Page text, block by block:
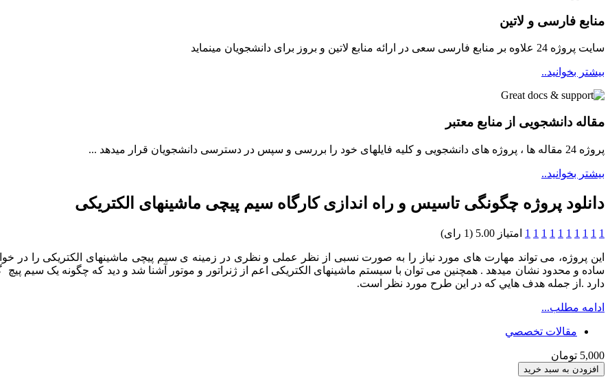
منابع فارسی و لاتین
سایت پروژه 24 علاوه بر منابع فارسی سعی در ارائه منابع لاتین و بروز برای دانشجویان مینماید
بیشتر بخوانید..
مقاله دانشجویی از منابع معتبر
پروژه 24 مقاله ها ، پروژه های دانشجویی و کلیه فایلهای خود را بررسی و سپس در دسترسی دانشجویان قرار میدهد ...
بیشتر بخوانید..
دانلود پروژه چگونگی تاسیس و راه اندازی کارگاه سیم پیچی ماشینهای الکتریکی
1
1
1
1
1
1
1
1
1
1 امتیاز 5.00 (1 رای)
این پروژه، می تواند مهارت های مورد نیاز را به صورت نسبی از نظر عملی و نظری در زمینه ی سیم پیچی ماشینهای الکتریکی را در
ساده و محدود نشان میدهد . همچنین می توان با سیستم ماشینهای الکتریکی اعم از ژنراتور و موتور آشنا شد و دید که چگونه یک سیم پیچ
دارد .از جمله هدف هايي كه در اين طرح مورد نظر است.
ادامه مطلب...
مقالات تخصصي
5,000 تومان